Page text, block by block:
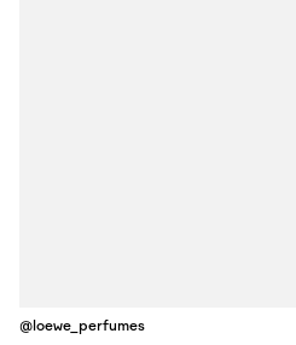
@loewe_perfumes